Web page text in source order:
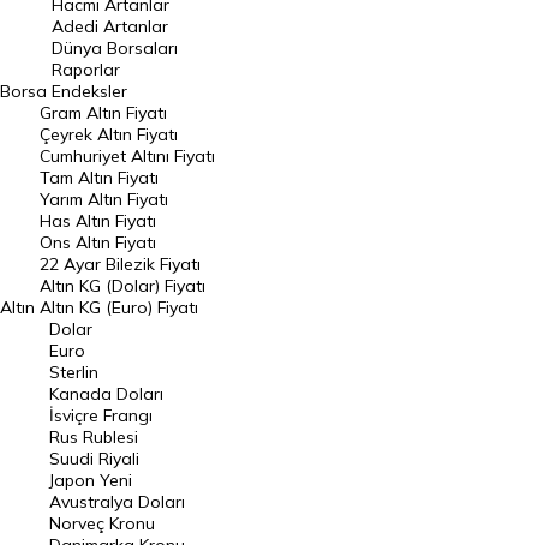
Geçmiş Kapanışlar
Dünya Borsaları
Raporlar
Endeksler
DÖVİZ
Döviz Kuru
Dolar Kuru
Euro Kuru
Pound Kuru
Frank Kuru
Riyal Kuru
Avustralya Doları
Danimarka Kronu Kuru
Borsa
Hacmi Artanlar
Adedi Artanlar
Dünya Borsaları
Raporlar
Endeksler
Altın
Gram Altın Fiyatı
Çeyrek Altın Fiyatı
Cumhuriyet Altını Fiyatı
Tam Altın Fiyatı
Yarım Altın Fiyatı
Has Altın Fiyatı
Ons Altın Fiyatı
22 Ayar Bilezik Fiyatı
Altın KG (Dolar) Fiyatı
Altın KG (Euro) Fiyatı
Dolar
Euro
Sterlin
Kanada Doları
İsviçre Frangı
Rus Rublesi
Suudi Riyali
Japon Yeni
Avustralya Doları
Norveç Kronu